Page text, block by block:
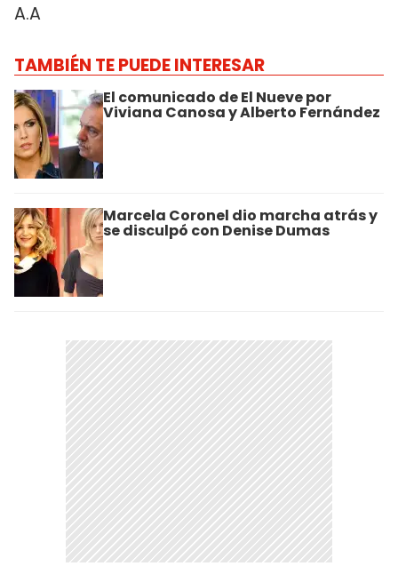
A.A
TAMBIÉN TE PUEDE INTERESAR
El comunicado de El Nueve por
Viviana Canosa y Alberto Fernández
Marcela Coronel dio marcha atrás y
se disculpó con Denise Dumas